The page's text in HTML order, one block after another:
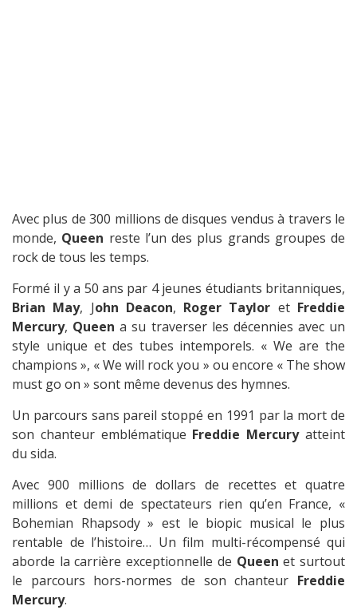
Avec plus de 300 millions de disques vendus à travers le
monde, Queen reste l’un des plus grands groupes de
rock de tous les temps.
Formé il y a 50 ans par 4 jeunes étudiants britanniques,
Brian May, John Deacon, Roger Taylor et Freddie
Mercury, Queen a su traverser les décennies avec un
style unique et des tubes intemporels. « We are the
champions », « We will rock you » ou encore « The show
must go on » sont même devenus des hymnes.
Un parcours sans pareil stoppé en 1991 par la mort de
son chanteur emblématique Freddie Mercuryatteint
du sida.
Avec 900 millions de dollars de recettes et quatre
millions et demi de spectateurs rien qu’en France, «
Bohemian Rhapsody » est le biopic musical le plus
rentable de l’histoire… Un film multi-récompensé qui
aborde la carrière exceptionnelle de Queen et surtout
le parcours hors-normes de son chanteur Freddie
Mercury.